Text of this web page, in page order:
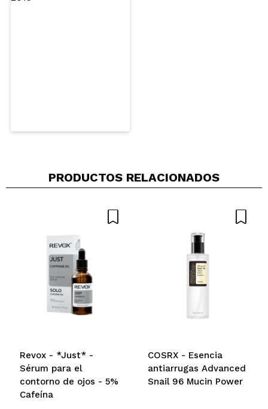
PRODUCTOS RELACIONADOS
Revox - *Just* -
Sérum para el
contorno de ojos - 5%
Cafeína
COSRX - Esencia
antiarrugas Advanced
Snail 96 Mucin Power